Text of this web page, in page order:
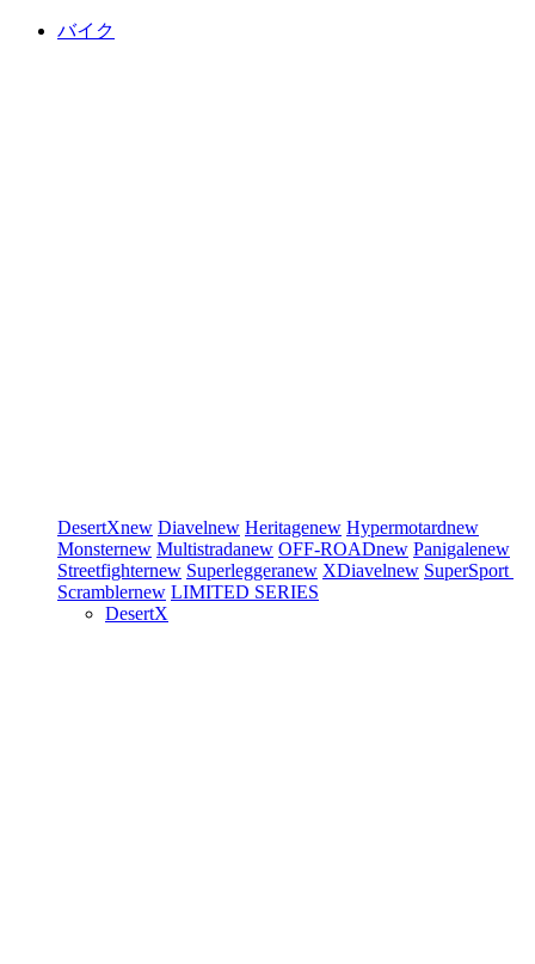
バイク
DesertXnew Diavelnew Heritagenew Hypermotardnew
Monsternew Multistradanew OFF-ROADnew Panigalenew
Streetfighternew Superleggeranew XDiavelnew SuperSport
Scramblernew LIMITED SERIES
DesertX